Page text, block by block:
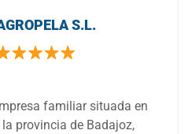
S.L.
familiar situada en
provincia de Badajoz,